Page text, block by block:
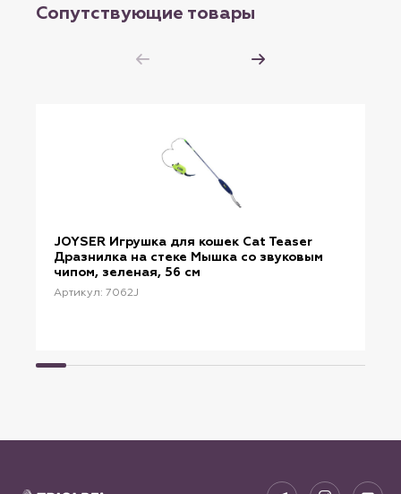
Сопутствующие товары
JOYSER Игрушка для кошек Cat Teaser
Дразнилка на стеке Мышка со звуковым
чипом, зеленая, 56 см
Артикул: 7062J